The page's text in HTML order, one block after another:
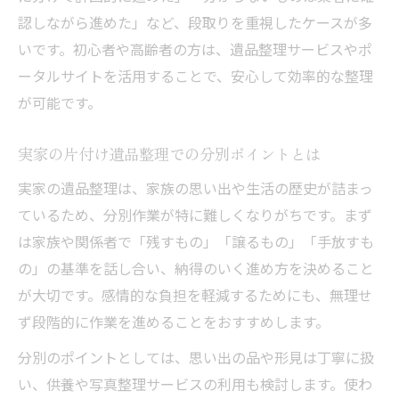
認しながら進めた」など、段取りを重視したケースが多
いです。初心者や高齢者の方は、遺品整理サービスやポ
ータルサイトを活用することで、安心して効率的な整理
が可能です。
実家の片付け遺品整理での分別ポイントとは
実家の遺品整理は、家族の思い出や生活の歴史が詰まっ
ているため、分別作業が特に難しくなりがちです。まず
は家族や関係者で「残すもの」「譲るもの」「手放すも
の」の基準を話し合い、納得のいく進め方を決めること
が大切です。感情的な負担を軽減するためにも、無理せ
ず段階的に作業を進めることをおすすめします。
分別のポイントとしては、思い出の品や形見は丁寧に扱
い、供養や写真整理サービスの利用も検討します。使わ